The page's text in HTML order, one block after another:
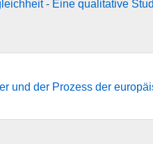
- Eine qualitative
und der Prozess der